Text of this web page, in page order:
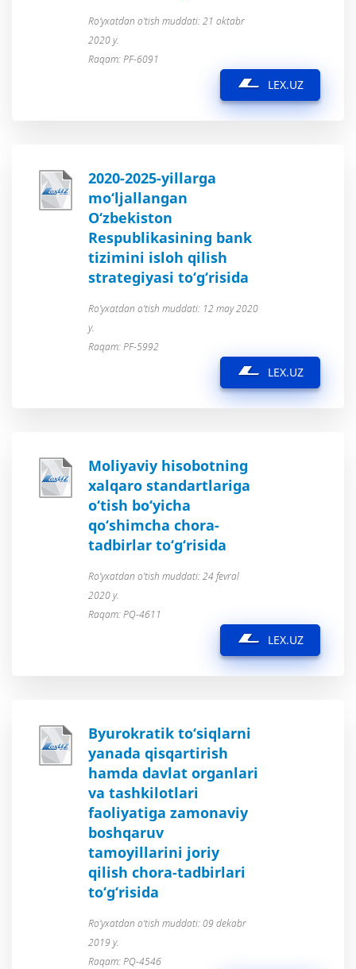
Ro’yxatdan o’tish muddati: 21 oktabr
2020 y.
Raqam: PF-6091
LEX.UZ
2020-2025-yillarga
mo‘ljallangan
O‘zbekiston
Respublikasining bank
tizimini isloh qilish
strategiyasi to‘g‘risida
Ro’yxatdan o’tish muddati: 12 may 2020
y.
Raqam: PF-5992
LEX.UZ
Moliyaviy hisobotning
xalqaro standartlariga
o‘tish bo‘yicha
qo‘shimcha chora-
tadbirlar to‘g‘risida
Ro’yxatdan o’tish muddati: 24 fevral
2020 y.
Raqam: PQ-4611
LEX.UZ
Byurokratik to‘siqlarni
yanada qisqartirish
hamda davlat organlari
va tashkilotlari
faoliyatiga zamonaviy
boshqaruv
tamoyillarini joriy
qilish chora-tadbirlari
to‘g‘risida
Ro’yxatdan o’tish muddati: 09 dekabr
2019 y.
Raqam: PQ-4546